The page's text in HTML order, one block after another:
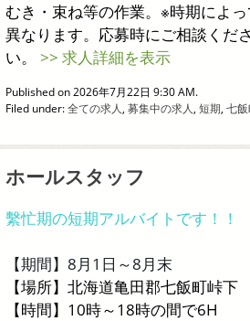
むき・束ね等の作業。※時期によ
異なります。応募時にご相談くだ
い。 >> 求人詳細を表示
Published on 2026年7月22日 9:30 AM.
Filed under:全ての求人, 募集中の求人, 短期, 七
ホールスタッフ
繫忙期の短期アルバイトです！！
【期間】8月1日～8月末
【場所】北海道亀田郡七飯町峠下
【時間】10時～18時の間で6H